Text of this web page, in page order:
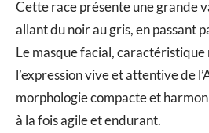
Cette race présente une grande
allant du noir au gris, en passant
Le masque facial,
l’expression vive et attentive de
morphologie compacte et
à la fois agile et endurant.